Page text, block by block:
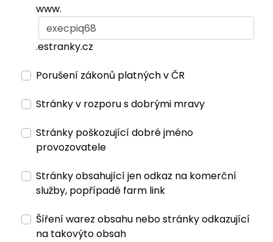
www.
.estranky.cz
Porušení zákonů platných v ČR
Stránky v rozporu s dobrými mravy
Stránky poškozující dobré jméno
provozovatele
Stránky obsahující jen odkaz na komerční
služby, popřípadě farm link
Šíření warez obsahu nebo stránky odkazující
na takovýto obsah